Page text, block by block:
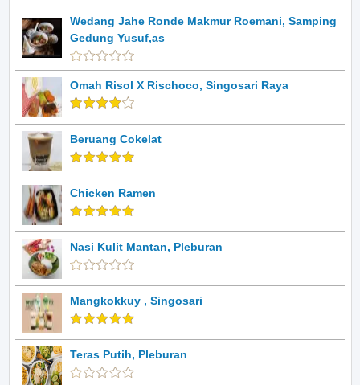
Wedang Jahe Ronde Makmur Roemani, Samping
Gedung Yusuf,as
Omah Risol X Rischoco, Singosari Raya
Beruang Cokelat
Chicken Ramen
Nasi Kulit Mantan, Pleburan
Mangkokkuy , Singosari
Teras Putih, Pleburan